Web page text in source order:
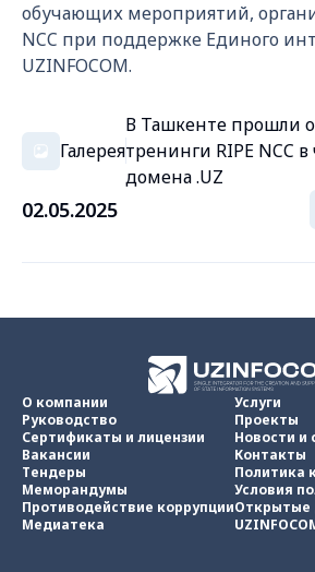
обучающих мероприятий,
NCC при поддержке Единого
UZINFOCOM.
Галерея
В Ташкенте прошли
тренинги RIPE NCC
домена .UZ
02.05.2025
О компании
Руководство
Сертификаты и лицензии
Вакансии
Тендеры
Меморандумы
Противодействие коррупции
Медиатека
Услуги
Проекты
Новости и
Контакты
Политика
Условия
Открытые